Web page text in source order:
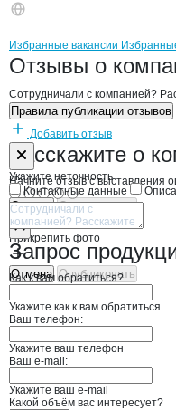
Брендыкомпани
Вакансии в
Избранные вакансии
Новости o
Отзывы о
Сотрудничали с компанией?
Правила публикации отзывов
Добавить отзыв
Расскажите о
Начните отзыв с выставления
Прикрепить фото
Отмена Опубликовать
Форма
Укажите неточность
Контактные данные
Отмена Опубликовать
Запрос
Как к вам обратиться?
Укажите как к вам обратиться
Ваш телефон:
Укажите ваш телефон
Ваш e-mail:
Укажите ваш e-mail
Какой объём вас интересует?